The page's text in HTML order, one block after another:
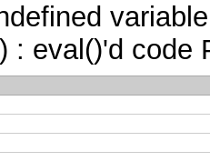
: eval()'d code